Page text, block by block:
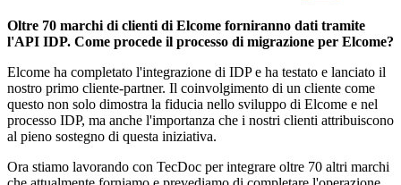
Oltre 70 marchi di clienti di Elcome forniranno dati tramite
l'API IDP. Come procede il processo di migrazione per Elcome?
Elcome ha completato l'integrazione di IDP e ha testato e lanciato il
nostro primo cliente-partner. Il coinvolgimento di un cliente come
questo non solo dimostra la fiducia nello sviluppo di Elcome e nel
processo IDP, ma anche l'importanza che i nostri clienti attribuiscono
al pieno sostegno di questa iniziativa.
Ora stiamo lavorando con TecDoc per integrare oltre 70 altri marchi